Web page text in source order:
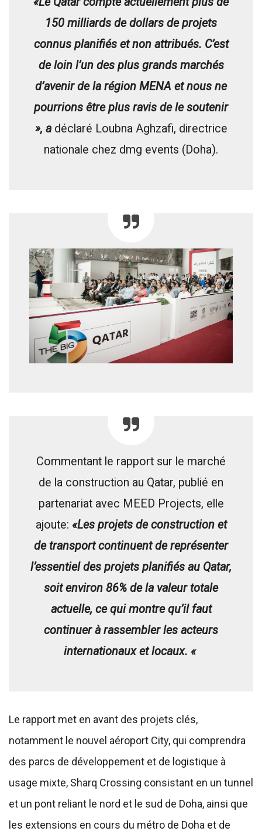
150 milliards de dollars de projets
connus planifiés et non attribués. C’est
de loin l’un des plus grands marchés
d’avenir de la région MENA et nous ne
pourrions être plus ravis de le soutenir
», adéclaré Loubna Aghzafi, directrice
nationale chez dmg events (Doha).
Commentant le rapport sur le marché
de la construction au Qatar, publié en
partenariat avec MEED Projects, elle
ajoute: «Les projets de construction et
de transport continuent de représenter
l’essentiel des projets planifiés au Qatar,
soit environ 86% de la valeur totale
actuelle, ce qui montre qu’il faut
continuer à rassembler les acteurs
internationaux et locaux. «
Le rapport met en avant des projets clés,
notamment le nouvel aéroport City, qui comprendra
des parcs de développement et de logistique à
usage mixte, Sharq Crossing consistant en un tunnel
et un pont reliant le nord et le sud de Doha, ainsi que
les extensions en cours du métro de Doha et de